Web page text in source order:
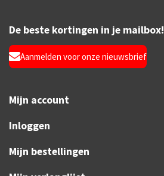
De beste kortingen in je mailbox!
Aanmelden voor onze nieuwsbrief
Mijn account
Inloggen
Mijn bestellingen